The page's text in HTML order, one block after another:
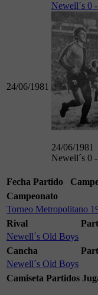
24/06/1981
Newell´s 0
24/06/1981
Newell´s 0
Fecha Partido
Campeonato
Torneo Metropolitano
Rival
Newell´s Old Boys
Cancha
Newell´s Old Boys
Camiseta Partidos